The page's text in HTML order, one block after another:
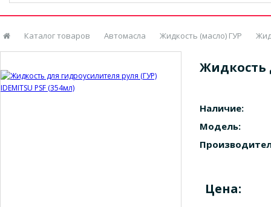
Каталог товаров Автомасла Жидкость (масло) ГУР
Жидкость
Наличие:
Модель:
Цена: